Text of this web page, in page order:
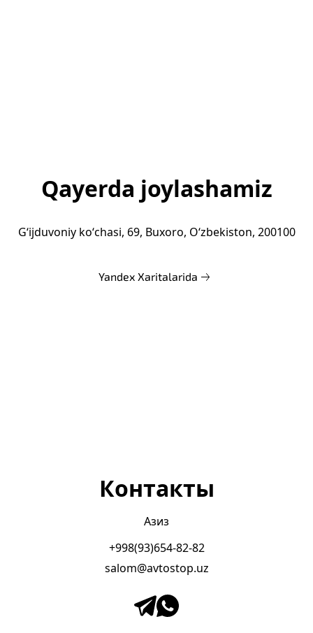
Qayerda joylashamiz
Gʻijduvoniy koʻchasi, 69, Buxoro, Oʻzbekiston, 200100
Yandex Xaritalarida
Контакты
Азиз
+998(93)654-82-82
salom@avtostop.uz